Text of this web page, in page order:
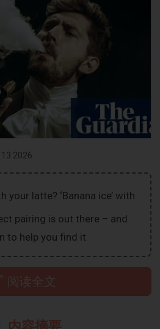
2026
your latte? ‘Banana ice’ with
pairing is out there – and
to help you find it
阅读全文
内容摘要